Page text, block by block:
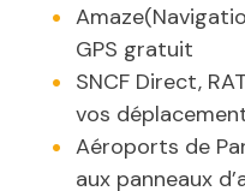
GPS gratuit
SNCF Direct,
vos
Aéroports de
aux panneaux